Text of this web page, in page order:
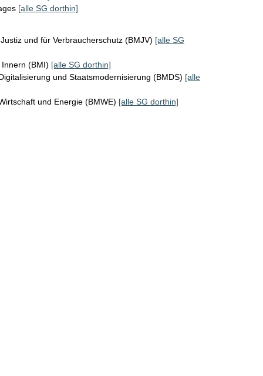
[alle SG dorthin]
und für Verbraucherschutz (BMJV) [alle SG
(BMI) [alle SG dorthin]
und Staatsmodernisierung (BMDS) [alle
und Energie (BMWE) [alle SG dorthin]